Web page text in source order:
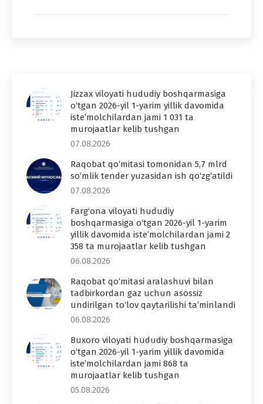
Jizzax viloyati hududiy boshqarmasiga
o‘tgan 2026-yil 1-yarim yillik davomida
iste’molchilardan jami 1 031 ta
murojaatlar kelib tushgan
07.08.2026
Raqobat qo‘mitasi tomonidan 5,7 mlrd
so‘mlik tender yuzasidan ish qo‘zg‘atildi
07.08.2026
Farg‘ona viloyati hududiy
boshqarmasiga o‘tgan 2026-yil 1-yarim
yillik davomida iste’molchilardan jami 2
358 ta murojaatlar kelib tushgan
06.08.2026
Raqobat qo‘mitasi aralashuvi bilan
tadbirkordan gaz uchun asossiz
undirilgan to‘lov qaytarilishi ta’minlandi
06.08.2026
Buxoro viloyati hududiy boshqarmasiga
o‘tgan 2026-yil 1-yarim yillik davomida
iste’molchilardan jami 868 ta
murojaatlar kelib tushgan
05.08.2026